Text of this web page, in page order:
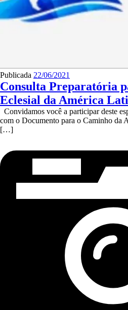
Publicada 22/06/2021
Consulta Preparatória
Eclesial da América
Convidamos você a participar deste
com o Documento para o Caminho da
[…]